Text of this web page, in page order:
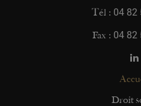
Tél : 04 82
Fax : 04 82
Droit